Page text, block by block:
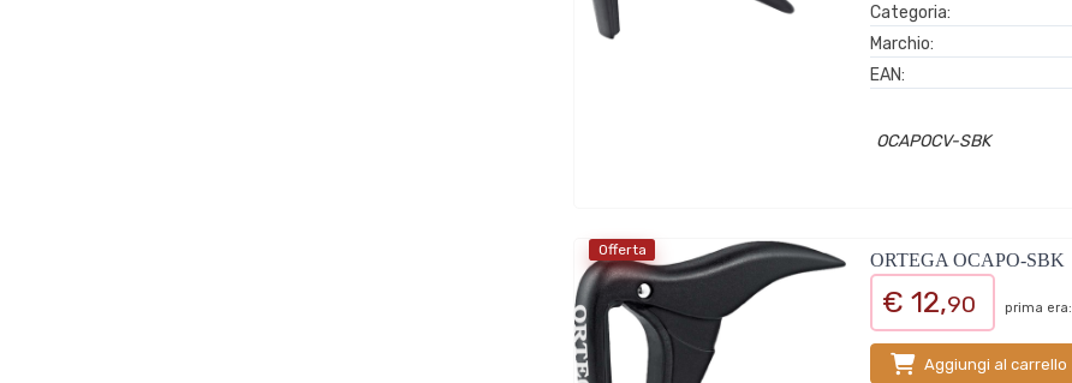
Categoria:
Marchio:
EAN:
OCAPOCV-SBK
Offerta ORTEGA OCAPO-SBK
€ 12,90 prima era:
Aggiungi al carrello